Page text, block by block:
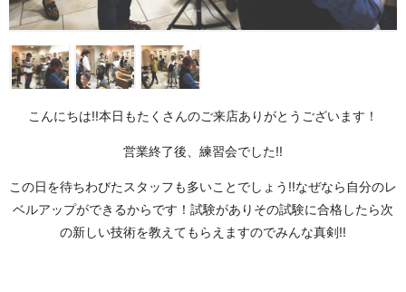
こんにちは!!本日もたくさんのご来店ありがとうございます！
営業終了後、練習会でした!!
この日を待ちわびたスタッフも多いことでしょう!!なぜなら自分のレ
ベルアップができるからです！試験がありその試験に合格したら次
の新しい技術を教えてもらえますのでみんな真剣!!